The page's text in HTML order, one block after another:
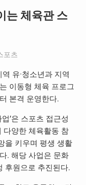
는 체육관 스
포츠
유·청소년과 지역
이동형 체육 프로그
본격 운영한다.
’은 스포츠 접근성
다양한 체육활동 참
을 키우며 평생 생활
. 해당 사업은 문화
후원으로 추진된다.